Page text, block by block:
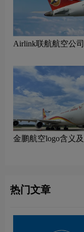
Airlink联航航空公
金鹏航空logo含义
热门文章